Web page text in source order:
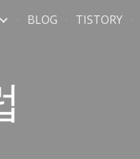
Skip to navigation
BLOG TISTORY